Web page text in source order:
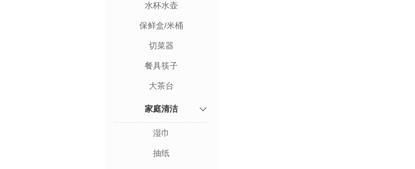
水杯水壶
保鲜盒/米桶
切菜器
餐具筷子
大茶台
家庭清洁
湿巾
抽纸